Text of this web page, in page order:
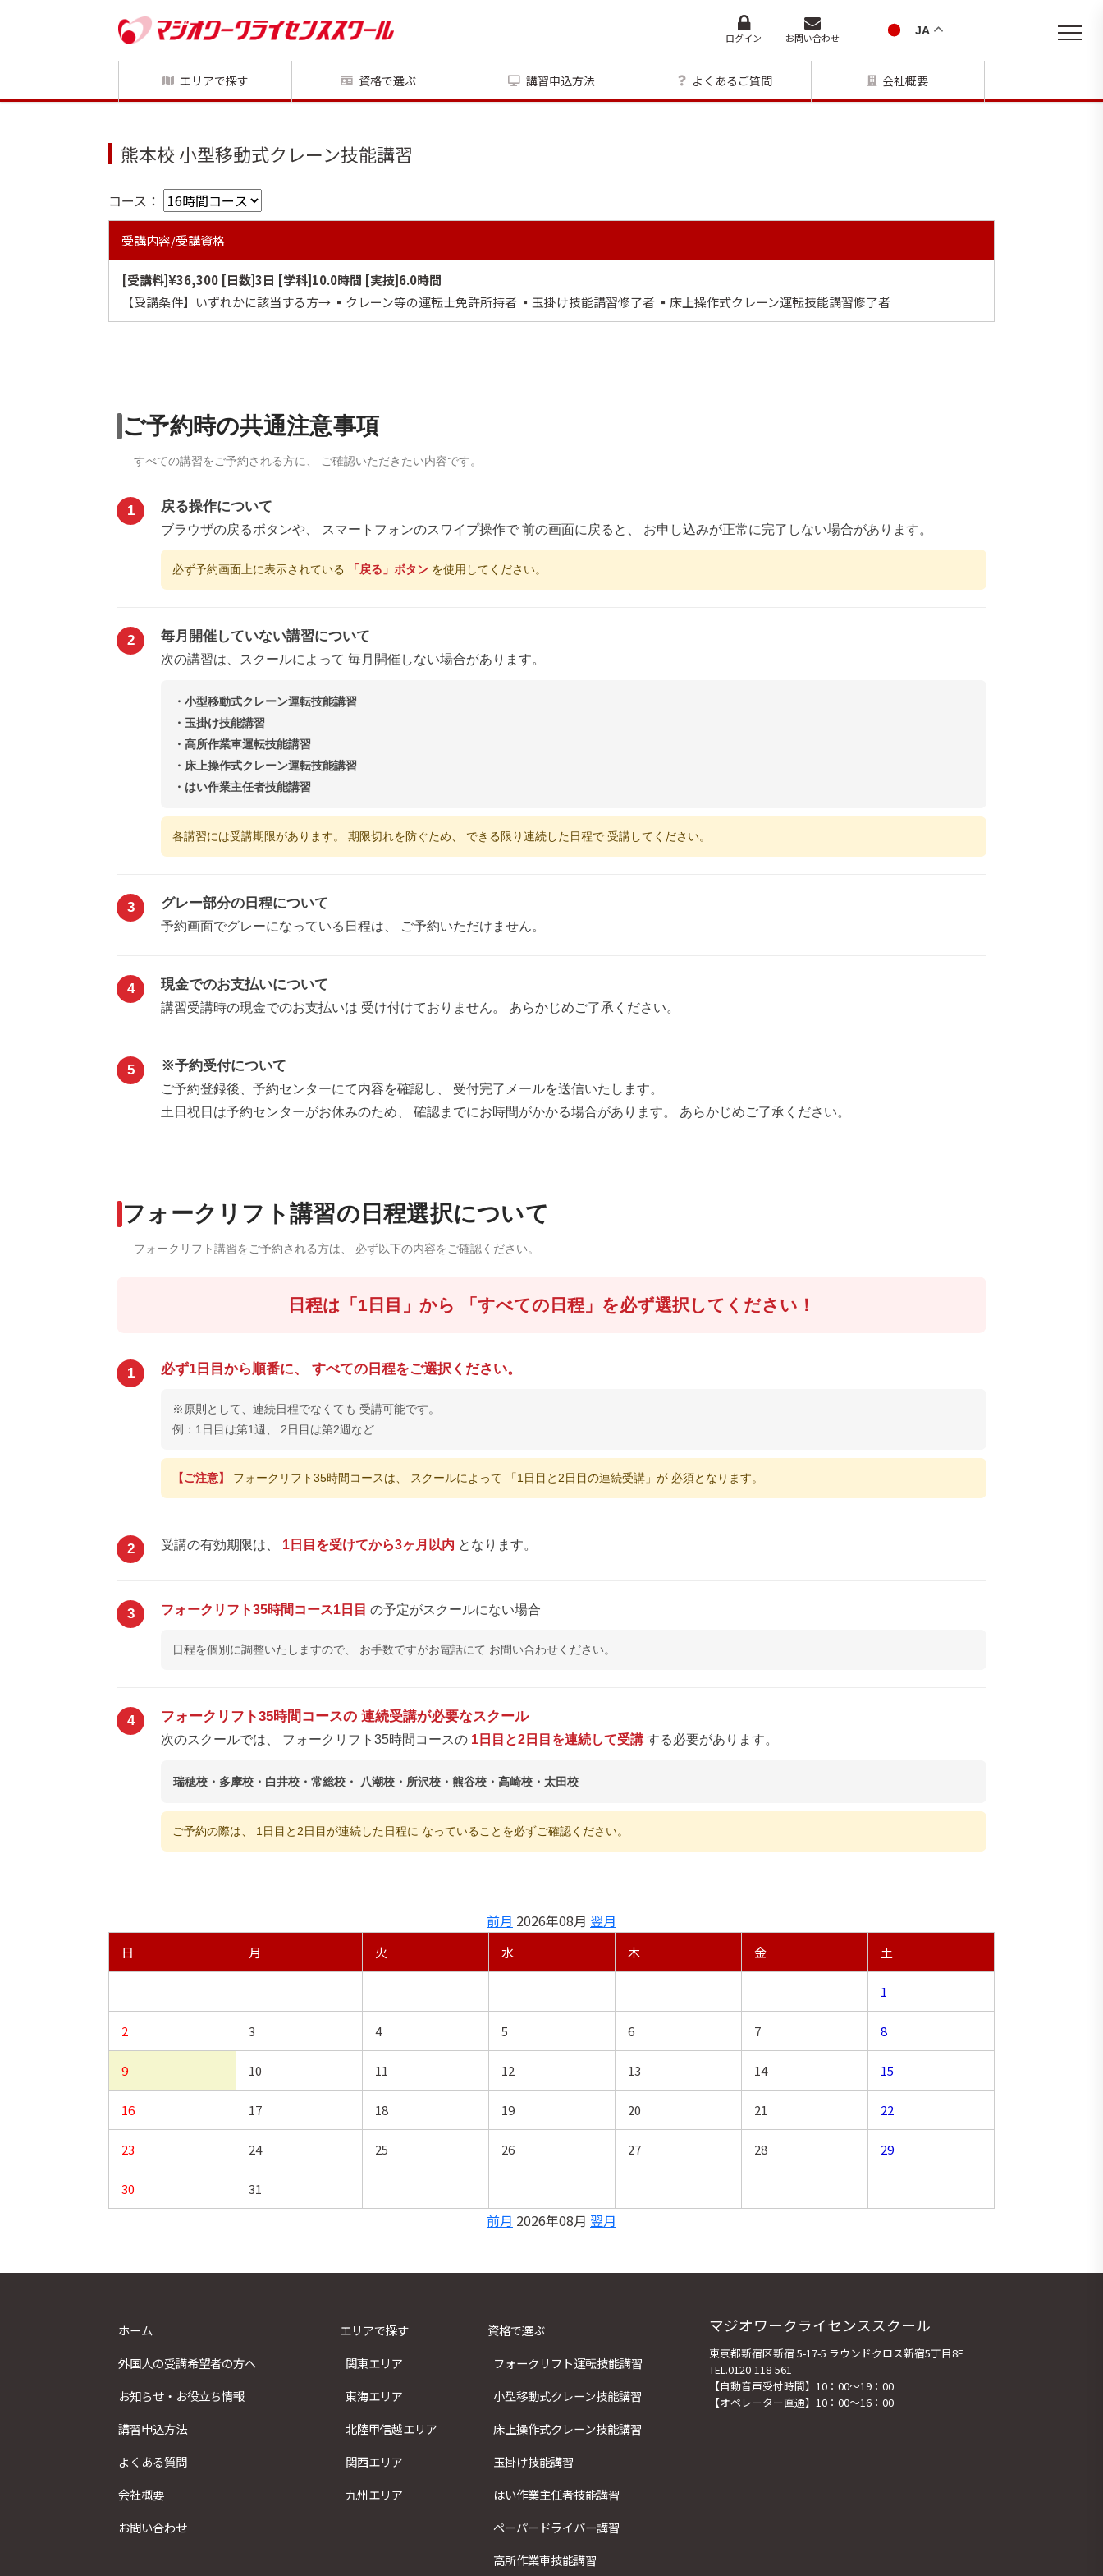
ログイン お問い合わせ
JA
エリアで探す 資格で選ぶ 講習申込方法 よくあるご質問 会社概要
熊本校 小型移動式クレーン技能講習
コース：
受講内容/受講資格
[受講料]¥36,300 [日数]3日 [学科]10.0時間 [実技]6.0時間
【受講条件】いずれかに該当する方→ ▪️クレーン等の運転士免許所持者 ▪️玉掛け技能講習修了者 ▪️床上操作式クレーン運転技能講習修了者
ご予約時の共通注意事項
すべての講習をご予約される方に、 ご確認いただきたい内容です。
1 戻る操作について
ブラウザの戻るボタンや、 スマートフォンのスワイプ操作で 前の画面に戻ると、 お申し込みが正常に完了しない場合があります。
必ず予約画面上に表示されている 「戻る」ボタン を使用してください。
2 毎月開催していない講習について
次の講習は、スクールによって 毎月開催しない場合があります。
・小型移動式クレーン運転技能講習
・玉掛け技能講習
・高所作業車運転技能講習
・床上操作式クレーン運転技能講習
・はい作業主任者技能講習
各講習には受講期限があります。 期限切れを防ぐため、 できる限り連続した日程で 受講してください。
3 グレー部分の日程について
予約画面でグレーになっている日程は、 ご予約いただけません。
4 現金でのお支払いについて
講習受講時の現金でのお支払いは 受け付けておりません。 あらかじめご了承ください。
5 ※予約受付について
ご予約登録後、予約センターにて内容を確認し、 受付完了メールを送信いたします。
土日祝日は予約センターがお休みのため、 確認までにお時間がかかる場合があります。 あらかじめご了承ください。
フォークリフト講習の日程選択について
フォークリフト講習をご予約される方は、 必ず以下の内容をご確認ください。
日程は「1日目」から 「すべての日程」を必ず選択してください！
1 必ず1日目から順番に、 すべての日程をご選択ください。
※原則として、連続日程でなくても 受講可能です。
例：1日目は第1週、 2日目は第2週など
【ご注意】 フォークリフト35時間コースは、 スクールによって 「1日目と2日目の連続受講」が 必須となります。
2 受講の有効期限は、 1日目を受けてから3ヶ月以内 となります。
3 フォークリフト35時間コース1日目 の予定がスクールにない場合
日程を個別に調整いたしますので、 お手数ですがお電話にて お問い合わせください。
4 フォークリフト35時間コースの 連続受講が必要なスクール
次のスクールでは、 フォークリフト35時間コースの 1日目と2日目を連続して受講 する必要があります。
瑞穂校・多摩校・白井校・常総校・ 八潮校・所沢校・熊谷校・高崎校・太田校
ご予約の際は、 1日目と2日目が連続した日程に なっていることを必ずご確認ください。
前月 2026年08月 翌月
日 月 火 水 木 金 土
1
2 3 4 5 6 7 8
9 10 11 12 13 14 15
16 17 18 19 20 21 22
23 24 25 26 27 28 29
30 31
前月 2026年08月 翌月
ホーム
外国人の受講希望者の方へ
お知らせ・お役立ち情報
講習申込方法
よくある質問
会社概要
お問い合わせ
エリアで探す
関東エリア
東海エリア
北陸甲信越エリア
関西エリア
九州エリア
資格で選ぶ
フォークリフト運転技能講習
小型移動式クレーン技能講習
床上操作式クレーン技能講習
玉掛け技能講習
はい作業主任者技能講習
ペーパードライバー講習
高所作業車技能講習
マジオワークライセンススクール
東京都新宿区新宿 5-17-5 ラウンドクロス新宿5丁目8F
TEL.0120-118-561
【自動音声受付時間】10：00～19：00
【オペレーター直通】10：00～16：00